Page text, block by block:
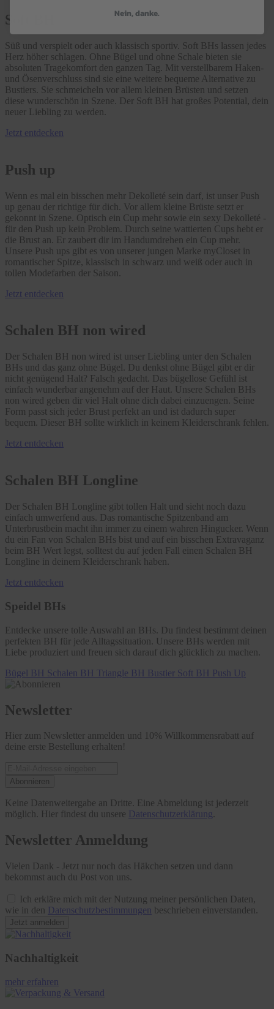
Soft BH
Süß und verspielt oder auch klassisch sportiv. Soft BHs lassen jedes
Herz höher schlagen. Ohne Bügel und ohne Schale bieten sie
absoluten Tragekomfort den ganzen Tag. Mit verstellbarem Haken-
und Ösenverschluss sind sie eine weitere bequeme Alternative zu
Bustiers. Sie schmeicheln vor allem kleinen Brüsten und setzen
diese wunderschön in Szene. Der Soft BH hat großes Potential, dein
neuer Liebling zu werden.
Jetzt entdecken
Push up
Wenn es mal ein bisschen mehr Dekolleté sein darf, ist unser Push
up genau der richtige für dich. Vor allem kleine Brüste setzt er
gekonnt in Szene. Optisch ein Cup mehr sowie ein sexy Dekolleté -
für den Push up kein Problem. Durch seine wattierten Cups hebt er
die Brust an. Er zaubert dir im Handumdrehen ein Cup mehr.
Unsere Push ups gibt es von unserer jungen Marke myCloset in
romantischer Spitze, klassisch in schwarz und weiß oder auch in
tollen Modefarben der Saison.
Jetzt entdecken
Schalen BH non wired
Der Schalen BH non wired ist unser Liebling unter den Schalen
BHs und das ganz ohne Bügel. Du denkst ohne Bügel gibt er dir
nicht genügend Halt? Falsch gedacht. Das bügellose Gefühl ist
einfach wunderbar angenehm auf der Haut. Unsere Schalen BHs
non wired geben dir viel Halt ohne dich dabei einzuengen. Seine
Form passt sich jeder Brust perfekt an und ist dadurch super
bequem. Dieser BH sollte wirklich in keinem Kleiderschrank fehlen.
Jetzt entdecken
Schalen BH Longline
Der Schalen BH Longline gibt tollen Halt und sieht noch dazu
einfach umwerfend aus. Das romantische Spitzenband am
Unterbrustbein macht ihn immer zu einem wahren Hingucker. Wenn
du ein Fan von Schalen BHs bist und auf ein bisschen Extravaganz
beim BH Wert legst, solltest du auf jeden Fall einen Schalen BH
Longline in deinem Kleiderschrank haben.
Jetzt entdecken
Speidel BHs
Entdecke unsere tolle Auswahl an BHs. Du findest bestimmt deinen
perfekten BH für jede Alltagssituation. Unsere BHs werden mit
Liebe produziert und freuen sich darauf dich glücklich zu machen.
Bügel BH Schalen BH Triangle BH Bustier Soft BH Push Up
Newsletter
Hier zum Newsletter anmelden und 10% Willkommensrabatt auf
deine erste Bestellung erhalten!
Abonnieren
Keine Datenweitergabe an Dritte. Eine Abmeldung ist jederzeit
möglich. Hier findest du unsere Datenschutzerklärung
Newsletter Anmeldung
Vielen Dank - Jetzt nur noch das Häkchen setzen und dann
bekommst auch du Post von uns.
Ich erkläre mich mit der Nutzung meiner persönlichen Daten,
wie in den Datenschutzbestimmungen beschrieben einverstanden.
Jetzt anmelden
Nachhaltigkeit
mehr erfahren
Nein, danke.